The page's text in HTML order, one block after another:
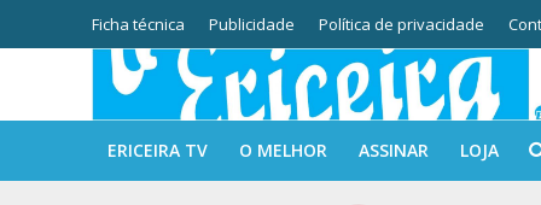
Ficha técnica Publicidade Política de privacidade
ERICEIRA TV O MELHOR ASSINAR LOJA